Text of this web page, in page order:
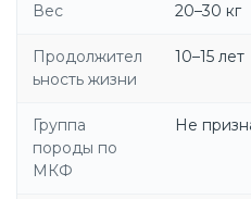
Вес 20–30 кг
Продолжител
ьность жизни
10–15 лет
Группа
породы по
МКФ
Не